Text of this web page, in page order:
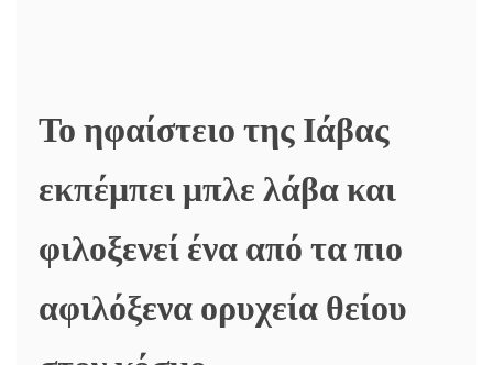
Το ηφαίστειο της Ιάβας
εκπέμπει μπλε λάβα και
φιλοξενεί ένα από τα πιο
αφιλόξενα ορυχεία θείου